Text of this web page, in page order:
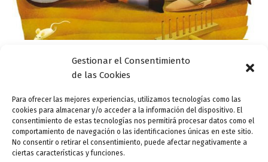
Gestionar el Consentimiento
de las Cookies
Para ofrecer las mejores experiencias, utilizamos tecnologías como las
cookies para almacenar y/o acceder a la información del dispositivo. El
consentimiento de estas tecnologías nos permitirá procesar datos como el
comportamiento de navegación o las identificaciones únicas en este sitio.
No consentir o retirar el consentimiento, puede afectar negativamente a
ciertas características y funciones.
Jesús Aguado dibuja ‘El camino’ para los más
pequeños
ensutinta/29 mayo, 2014
El oficio de ilustrador siempre se ha visto supeditado al
del autor al que acompaña. Todos sabemos, más o